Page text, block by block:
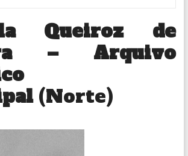
Queiroz de
– Arquivo
(Norte)